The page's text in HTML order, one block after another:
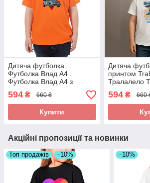
Дитяча футболка.
Футболка Влад А4 .
Футболка Влад А4 з
Геліком
594 ₴ 660 ₴
Купити
Дитяча
принтом
Тралалело
594₴ 660
Акційні пропозиції та новинки
Топ продажів –10% –10%